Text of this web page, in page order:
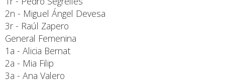
2n - Miguel Ángel Devesa
3r - Raúl Zapero
General Femenina
1a - Alicia Bernat
2a - Mia Filip
3a - Ana Valero